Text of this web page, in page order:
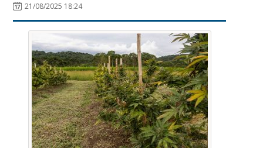
21/08/2025 18:24